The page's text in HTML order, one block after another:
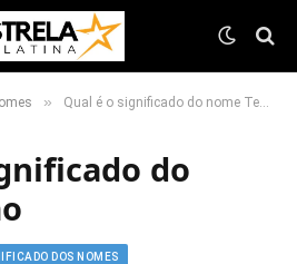
» Qual é o significado do nome Telmo
do
DOS NOMES